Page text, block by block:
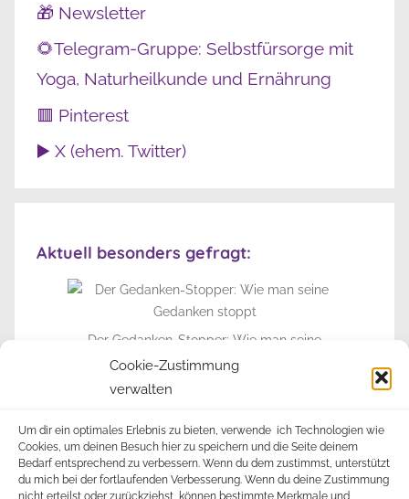
Cookie-Zustimmung
verwalten
Um dir ein optimales Erlebnis zu bieten, verwende ich Technologien wie
Cookies, um deinen Besuch hier zu speichern und die Seite deinem
Bedarf entsprechend zu verbessern. Wenn du dem zustimmst, unterstützt
du mich bei der fortlaufenden Verbesserung. Wenn du deine Zustimmung
nicht erteilst oder zurückziehst, können bestimmte Merkmale und
🎁 Newsletter
🌻Telegram-Gruppe: Selbstfürsorge mit
Yoga, Naturheilkunde und Ernährung
🟥 Pinterest
▶️ X (ehem. Twitter)
Aktuell besonders gefragt:
Der Gedanken-Stopper: Wie man seine
Gedanken stoppt
► Zur Info-Seite